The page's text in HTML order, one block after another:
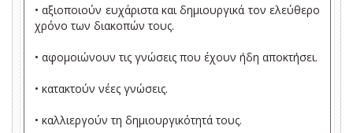
• αξιοποιούν ευχάριστα και δημιουργικά τον ελεύθερο
χρόνο των διακοπών τους.
• αφομοιώνουν τις γνώσεις που έχουν ήδη αποκτήσει.
• κατακτούν νέες γνώσεις.
• καλλιεργούν τη δημιουργικότητά τους.